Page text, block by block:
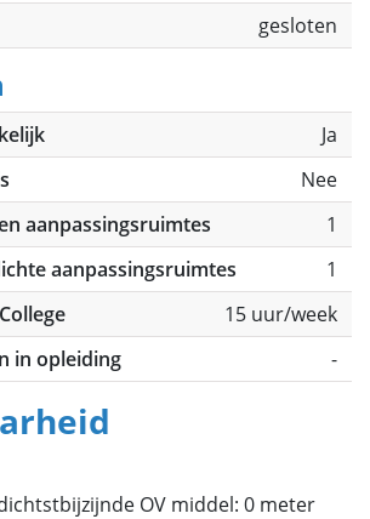
gesloten
Ja
Nee
aanpassingsruimtes
1
aanpassingsruimtes
1
15 uur/week
in opleiding
-
OV middel: 0 meter